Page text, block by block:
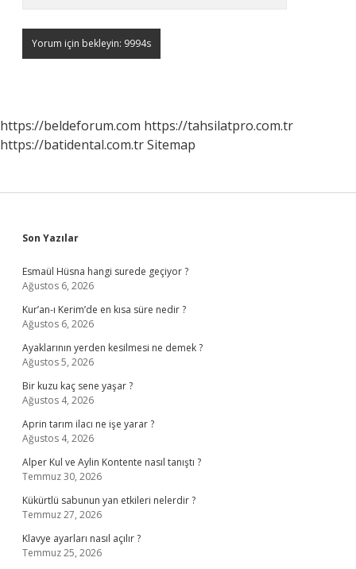
https://beldeforum.com https://tahsilatpro.com.tr
https://batidental.com.trSitemap
Sidebar
Son Yazılar
Esmaül Hüsna hangi surede geçiyor ?
Ağustos 6, 2026
Kur’an-ı Kerim’de en kısa süre nedir ?
Ağustos 6, 2026
Ayaklarının yerden kesilmesi ne demek ?
Ağustos 5, 2026
Bir kuzu kaç sene yaşar ?
Ağustos 4, 2026
Aprin tarım ilacı ne işe yarar ?
Ağustos 4, 2026
Alper Kul ve Aylin Kontente nasıl tanıştı ?
Temmuz 30, 2026
Kükürtlü sabunun yan etkileri nelerdir ?
Temmuz 27, 2026
Klavye ayarları nasıl açılır ?
Temmuz 25, 2026